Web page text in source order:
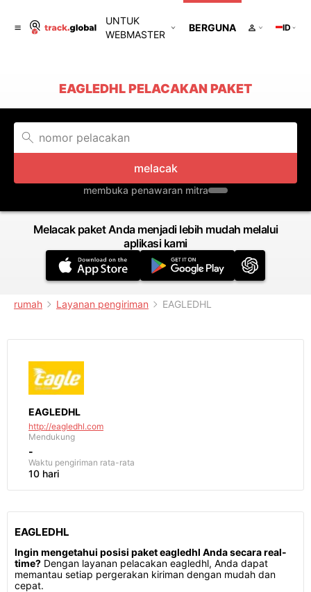
UNTUK
WEBMASTER
BERGUNA ID
EAGLEDHL PELACAKAN PAKET
melacak
membuka penawaran mitra
Melacak paket Anda menjadi lebih mudah melalui
aplikasi kami
rumah Layanan pengiriman EAGLEDHL
EAGLEDHL
http://eagledhl.com
Mendukung
-
Waktu pengiriman rata-rata
10 hari
EAGLEDHL
Ingin mengetahui posisi paket eagledhl Anda secara real-
time? Dengan layanan pelacakan eagledhl, Anda dapat
memantau setiap pergerakan kiriman dengan mudah dan
cepat.